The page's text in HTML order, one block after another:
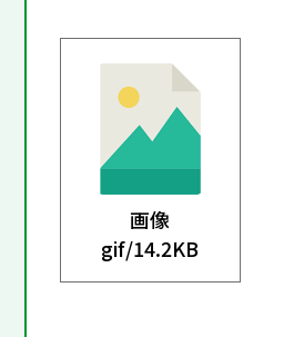
画像
gif/14.2KB